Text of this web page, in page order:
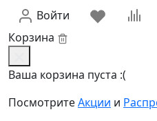
Войти
Корзина
Ваша корзина пуста :(
ПосмотритеАкции и